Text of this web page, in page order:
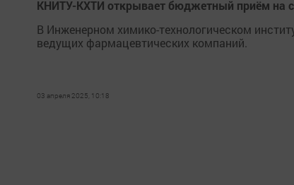
КНИТУ-КХТИ открывает бюджетный приём на
В Инженерном химико-технологическом
ведущих фармацевтических компаний.
03 апреля 2025, 10:18